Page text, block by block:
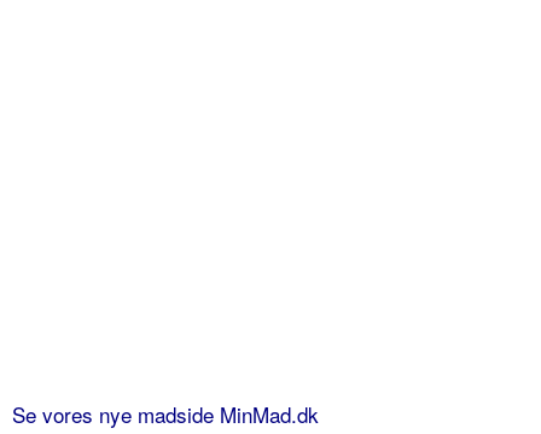
Se vores nye madside MinMad.dk